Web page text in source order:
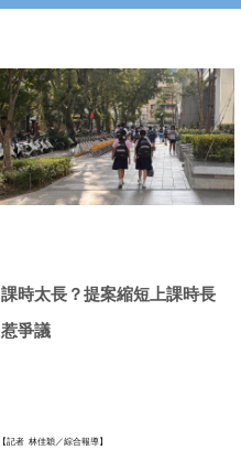
課時太長？提案縮短上課時長
惹爭議
【記者 林佳穎／綜合報導】